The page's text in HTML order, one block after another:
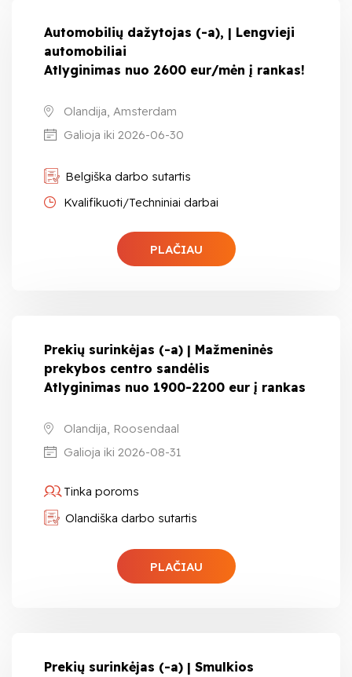
Automobilių dažytojas (-a), | Lengvieji
automobiliai
Atlyginimas nuo 2600 eur/mėn į rankas!
Olandija, Amsterdam
Galioja iki 2026-06-30
Belgiška darbo sutartis
Kvalifikuoti/Techniniai darbai
PLAČIAU
Prekių surinkėjas (-a) | Mažmeninės
prekybos centro sandėlis
Atlyginimas nuo 1900-2200 eur į rankas
Olandija, Roosendaal
Galioja iki 2026-08-31
Tinka poroms
Olandiška darbo sutartis
PLAČIAU
Prekių surinkėjas (-a) | Smulkios